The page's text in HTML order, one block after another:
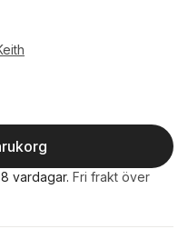
vardagar. Fri frakt över